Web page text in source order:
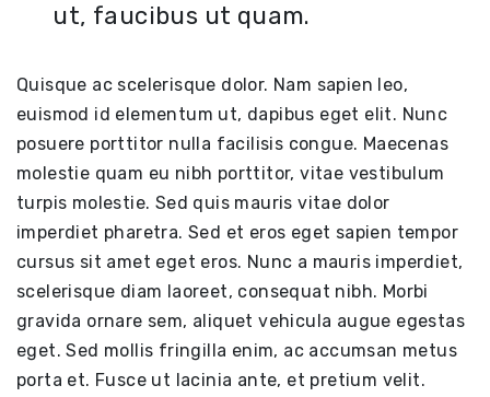
ut, faucibus ut quam.
Quisque ac scelerisque dolor. Nam sapien leo,
euismod id elementum ut, dapibus eget elit. Nunc
posuere porttitor nulla facilisis congue. Maecenas
molestie quam eu nibh porttitor, vitae vestibulum
turpis molestie. Sed quis mauris vitae dolor
imperdiet pharetra. Sed et eros eget sapien tempor
cursus sit amet eget eros. Nunc a mauris imperdiet,
scelerisque diam laoreet, consequat nibh. Morbi
gravida ornare sem, aliquet vehicula augue egestas
eget. Sed mollis fringilla enim, ac accumsan metus
porta et. Fusce ut lacinia ante, et pretium velit.